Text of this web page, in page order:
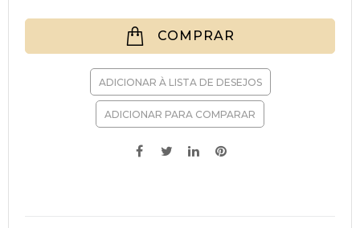
COMPRAR
ADICIONAR À LISTA DE DESEJOS
ADICIONAR PARA COMPARAR